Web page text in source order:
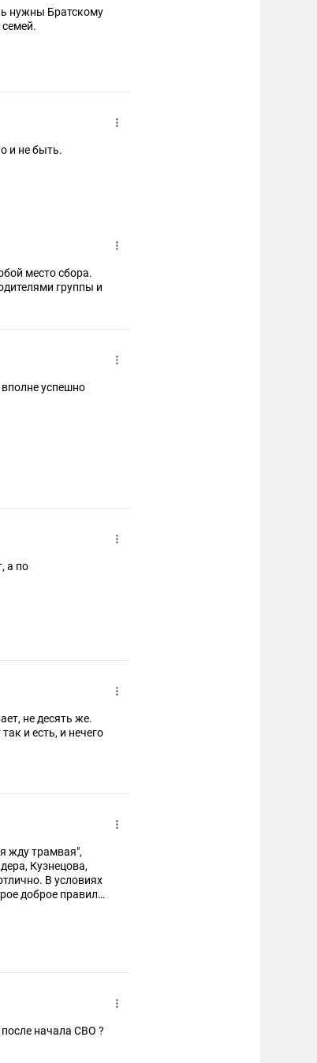
нужны Братскому
и не быть.
место сбора.
группы и
успешно
а по
не десять же.
и есть, и нечего
жду трамвая",
Кузнецова,
В условиях
доброе правило
начала СВО ?